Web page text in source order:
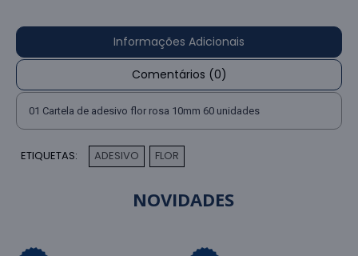
Informações Adicionais
Comentários (0)
01 Cartela de adesivo flor rosa 10mm 60 unidades
ETIQUETAS: ADESIVO FLOR
NOVIDADES